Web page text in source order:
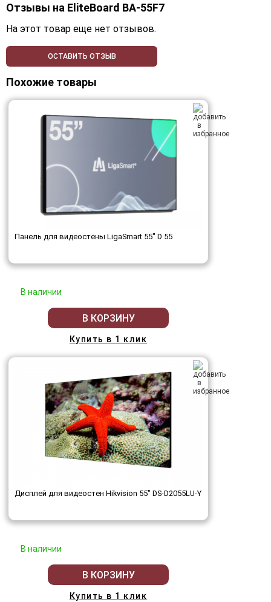
Отзывы на EliteBoard BA-55F7
На этот товар еще нет отзывов.
ОСТАВИТЬ ОТЗЫВ
Похожие товары
Панель для видеостены LigaSmart 55" D 55
В наличии
В КОРЗИНУ
Купить в 1 клик
Дисплей для видеостен Hikvision 55" DS-D2055LU-Y
В наличии
В КОРЗИНУ
Купить в 1 клик